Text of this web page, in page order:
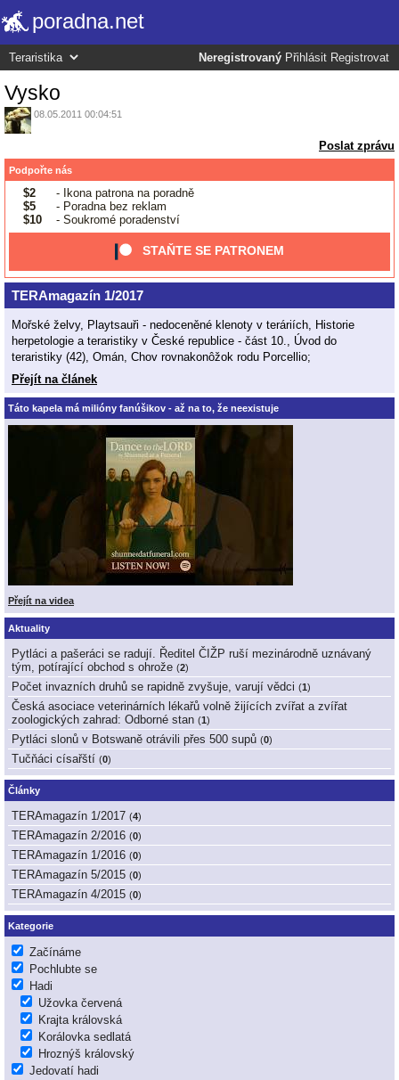
poradna.net
Neregistrovaný Přihlásit Registrovat
Vysko
08.05.2011 00:04:51
Poslat zprávu
Podpořte nás
$2
- Ikona patrona na poradně
$5
- Poradna bez reklam
$10
- Soukromé poradenství
STAŇTE SE PATRONEM
TERAmagazín 1/2017
Mořské želvy, Playtsauři - nedoceněné klenoty v teráriích, Historie
herpetologie a teraristiky v České republice - část 10., Úvod do
teraristiky (42), Omán, Chov rovnakonôžok rodu Porcellio;
Přejít na článek
Táto kapela má milióny fanúšikov - až na to, že neexistuje
Přejít na videa
Aktuality
Pytláci a pašeráci se radují. Ředitel ČIŽP ruší mezinárodně uznávaný
tým, potírající obchod s ohrože (2)
Počet invazních druhů se rapidně zvyšuje, varují vědci (1)
Česká asociace veterinárních lékařů volně žijících zvířat a zvířat
zoologických zahrad: Odborné stan (1)
Pytláci slonů v Botswaně otrávili přes 500 supů (0)
Tučňáci císařští (0)
Články
TERAmagazín 1/2017 (4)
TERAmagazín 2/2016 (0)
TERAmagazín 1/2016 (0)
TERAmagazín 5/2015 (0)
TERAmagazín 4/2015 (0)
Kategorie
Začínáme
Pochlubte se
Hadi
Užovka červená
Krajta královská
Korálovka sedlatá
Hroznýš královský
Jedovatí hadi